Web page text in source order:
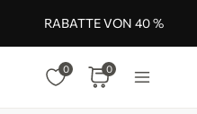
RABATTE VON 40 %
0 0